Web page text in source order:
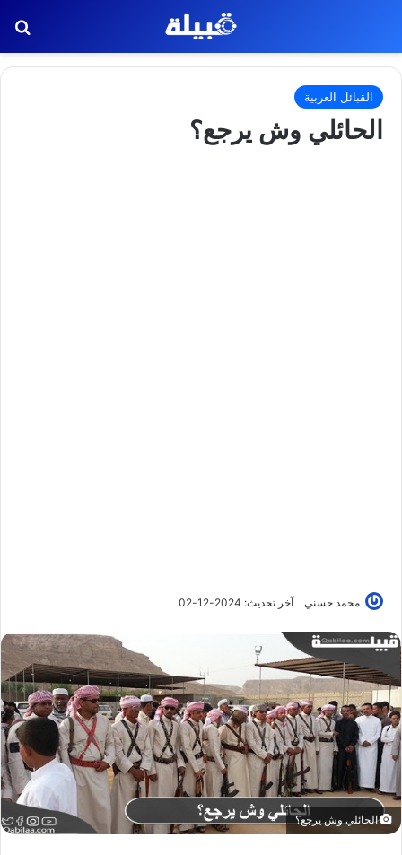
القبائل العربية
الحائلي وش يرجع؟
محمد حسني آخر تحديث: 2024-12-02
الحائلي وش يرجع؟